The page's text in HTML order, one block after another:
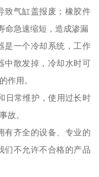
致气缸盖报废；橡胶件
命急速缩短，造成渗漏
是一个冷却系统，工作
中散发掉，冷却水时可
作用。
常维护，使用过长时
故。
齐全的设备、专业的
们不允许不合格的产品